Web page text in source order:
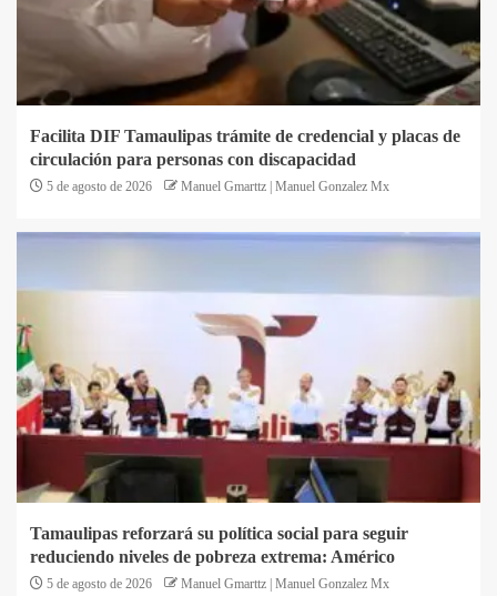
Facilita DIF Tamaulipas trámite de credencial y placas de
circulación para personas con discapacidad
5 de agosto de 2026 Manuel Gmarttz | Manuel Gonzalez Mx
Tamaulipas reforzará su política social para seguir
reduciendo niveles de pobreza extrema: Américo
5 de agosto de 2026 Manuel Gmarttz | Manuel Gonzalez Mx